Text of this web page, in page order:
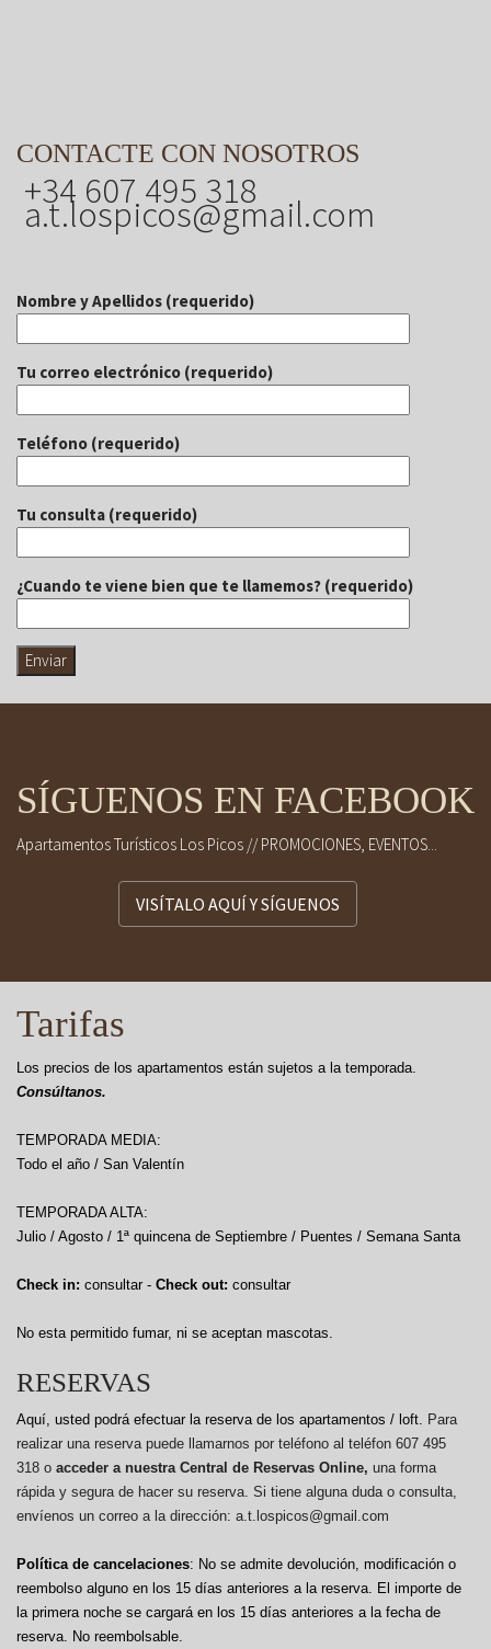
CONTACTE CON NOSOTROS
+34 607 495 318
a.t.lospicos@gmail.com
Nombre y Apellidos (requerido)
Tu correo electrónico (requerido)
Teléfono (requerido)
Tu consulta (requerido)
¿Cuando te viene bien que te llamemos? (requerido)
SÍGUENOS EN FACEBOOK
Apartamentos Turísticos Los Picos // PROMOCIONES, EVENTOS...
VISÍTALO AQUÍ Y SÍGUENOS
Tarifas
Los precios de los apartamentos están sujetos a la temporada.
Consúltanos.
TEMPORADA MEDIA:
Todo el año / San Valentín
TEMPORADA ALTA:
Julio / Agosto / 1ª quincena de Septiembre / Puentes / Semana Santa
Check in: consultar - Check out: consultar
No esta permitido fumar, ni se aceptan mascotas.
RESERVAS
Aquí, usted podrá efectuar la reserva de los apartamentos / loft. Para
realizar una reserva puede llamarnos por teléfono al teléfon 607 495
318 o acceder a nuestra Central de Reservas Online, una forma
rápida y segura de hacer su reserva. Si tiene alguna duda o consulta,
envíenos un correo a la dirección: a.t.lospicos@gmail.com
Política de cancelaciones: No se admite devolución, modificación o
reembolso alguno en los 15 días anteriores a la reserva. El importe de
la primera noche se cargará en los 15 días anteriores a la fecha de
reserva. No reembolsable.